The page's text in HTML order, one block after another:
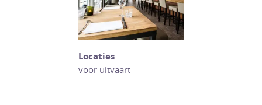
Locaties
voor uitvaart